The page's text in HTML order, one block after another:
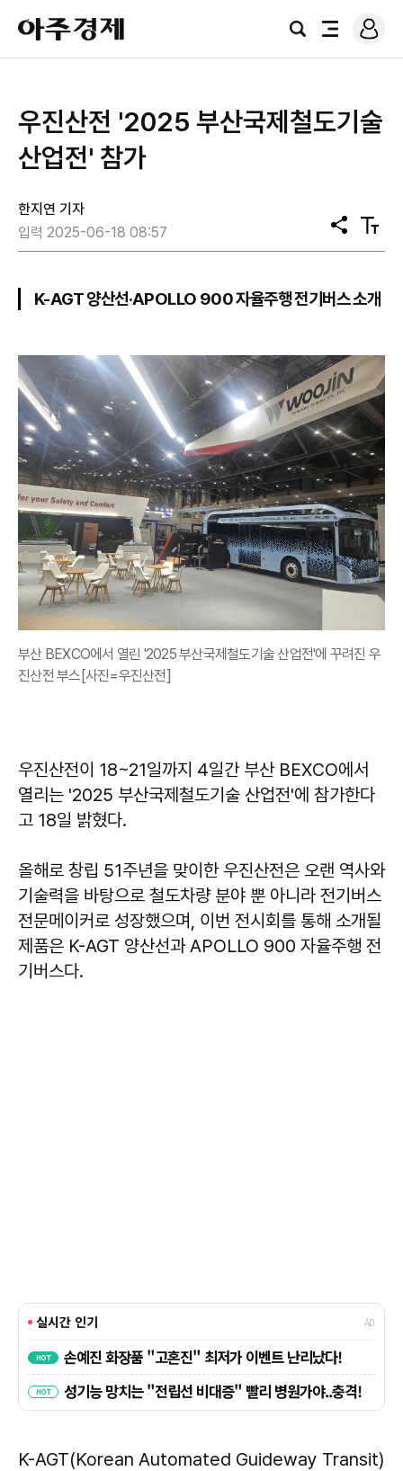
아
주
경
검
전
로
그
우진산전 '2025 부산국제철도기술
산업전' 참가
한지연 기자
입력 2025-06-18 08:57
공
유
텍
스
기
K-AGT 양산선·APOLLO 900 자율주행 전기버스 소개
부산 BEXCO에서 열린 '2025 부산국제철도기술 산업전'에 꾸려진 우
진산전 부스[사진=우진산전]
우진산전이 18~21일까지 4일간 부산 BEXCO에서
열리는 '2025 부산국제철도기술 산업전'에 참가한다
고 18일 밝혔다.
올해로 창립 51주년을 맞이한 우진산전은 오랜 역사와
기술력을 바탕으로 철도차량 분야 뿐 아니라 전기버스
전문메이커로 성장했으며, 이번 전시회를 통해 소개될
제품은 K-AGT 양산선과 APOLLO 900 자율주행 전
기버스다.
K-AGT(Korean Automated Guideway Transit)